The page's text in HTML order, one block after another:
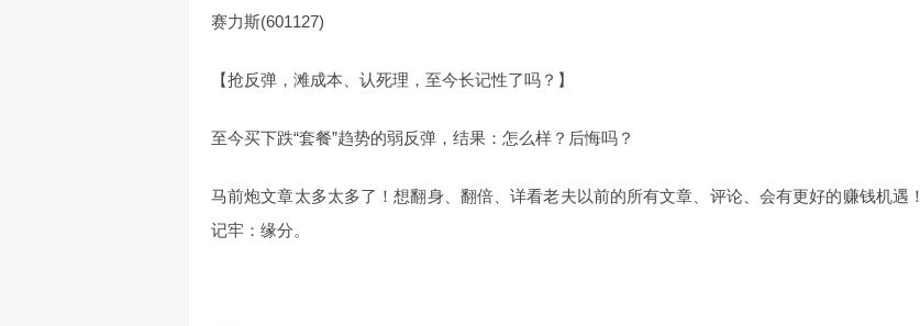
赛力斯(601127)
【抢反弹，滩成本、认死理，至今长记性了吗？】
至今买下跌“套餐”趋势的弱反弹，结果：怎么样？后悔吗？
马前炮文章太多太多了！想翻身、翻倍、详看老夫以前的所有文章、评论、会有更好的赚钱机遇！
记牢：缘分。